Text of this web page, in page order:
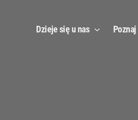
Dzieje się u nas Poznaj